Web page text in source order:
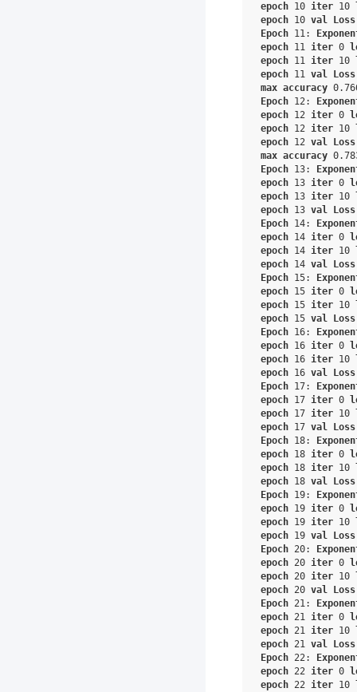
epoch 10 iter 10
epoch 10 val
Loss
Epoch 11:
epoch 11 iter 0
epoch 11 iter 10
epoch 11 val
Loss
max accuracy 0
Epoch 12:
epoch 12 iter 0
epoch 12 iter 10
epoch 12 val
Loss
max accuracy 0
Epoch 13:
epoch 13 iter 0
epoch 13 iter 10
epoch 13 val
Loss
Epoch 14:
epoch 14 iter 0
epoch 14 iter 10
epoch 14 val
Loss
Epoch 15:
epoch 15 iter 0
epoch 15 iter 10
epoch 15 val
Loss
Epoch 16:
epoch 16 iter 0
epoch 16 iter 10
epoch 16 val
Loss
Epoch 17:
epoch 17 iter 0
epoch 17 iter 10
epoch 17 val
Loss
Epoch 18:
epoch 18 iter 0
epoch 18 iter 10
epoch 18 val
Loss
Epoch 19:
epoch 19 iter 0
epoch 19 iter 10
epoch 19 val
Loss
Epoch 20:
epoch 20 iter 0
epoch 20 iter 10
epoch 20 val
Loss
Epoch 21:
epoch 21 iter 0
epoch 21 iter 10
epoch 21 val
Loss
Epoch 22:
epoch 22 iter 0
epoch 22 iter 10